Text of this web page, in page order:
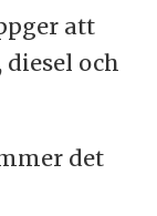
att
och
det